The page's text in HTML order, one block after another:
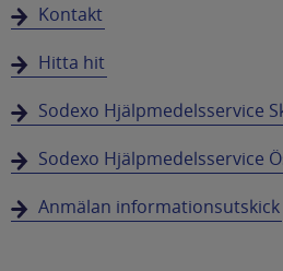
Kontakt
Hitta hit
Sodexo Hjälpmedelsservice
Sodexo Hjälpmedelsservice
Anmälan informationsutskick